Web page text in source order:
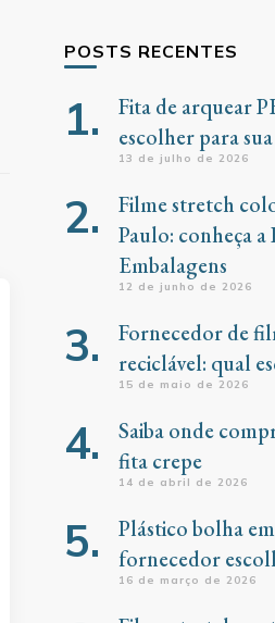
POSTS RECENTES
Fita de arquear
escolher para
13 de julho de 2026
Filme stretch
Paulo: conheça a
Embalagens
12 de junho de 2026
Fornecedor de
reciclável: qual
15 de maio de 2026
Saiba onde
fita crepe
14 de abril de 2026
Plástico bolha
fornecedor
16 de março de 2026